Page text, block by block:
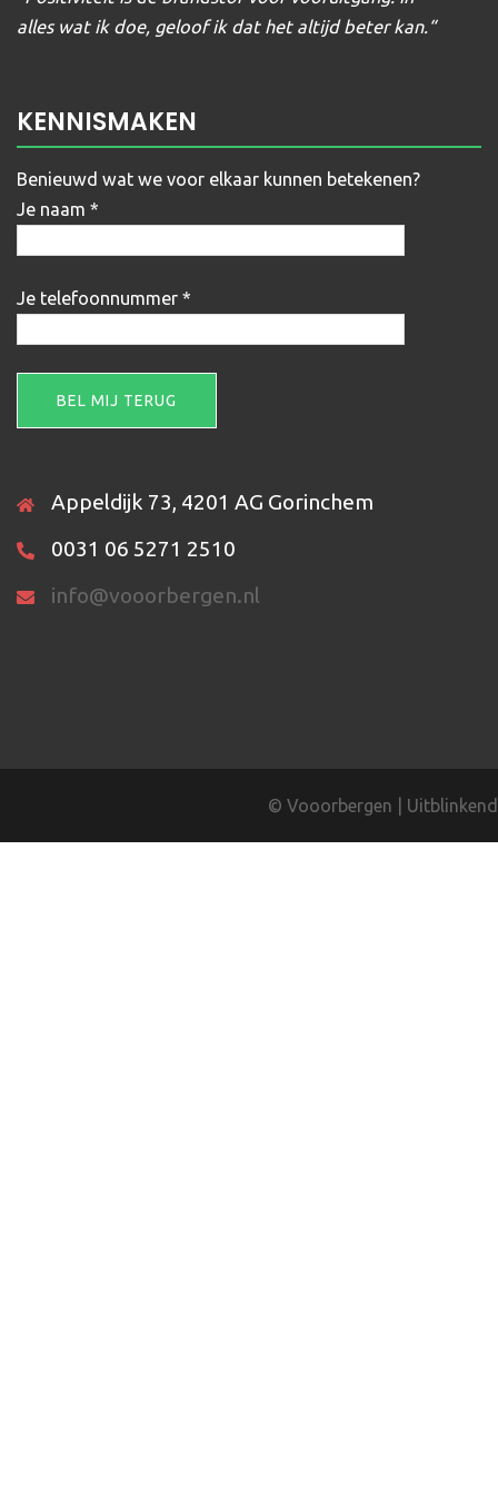
alles wat ik doe, geloof ik dat het altijd beter kan.“
KENNISMAKEN
Benieuwd wat we voor elkaar kunnen betekenen?
Je naam *
Je telefoonnummer *
Gelieve dit veld leeg te laten.
Appeldijk 73, 4201 AG Gorinchem
0031 06 5271 2510
info@vooorbergen.nl
© Vooorbergen Uitblinkend